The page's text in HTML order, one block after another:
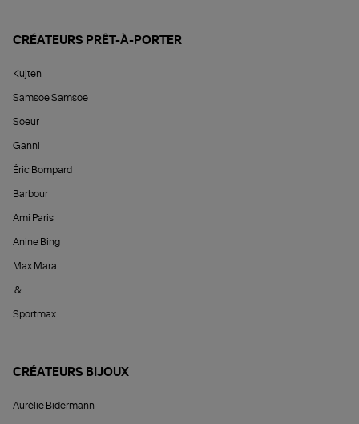
CRÉATEURS PRÊT-À-PORTER
Kujten
Samsoe Samsoe
Soeur
Ganni
Éric Bompard
Barbour
Ami Paris
Anine Bing
Max Mara
&
Sportmax
CRÉATEURS BIJOUX
Aurélie Bidermann